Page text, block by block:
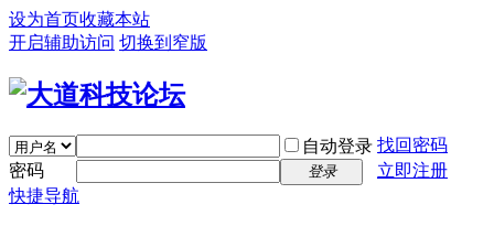
设为首页收藏本站
开启辅助访问 切换到窄版
自动登录 找回密码
密码
登录
立即注册
快捷导航